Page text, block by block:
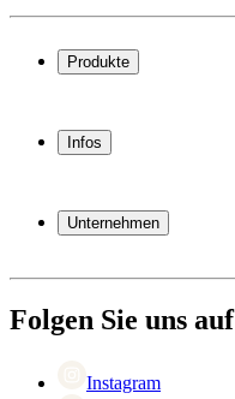
Produkte
Weinregal
Weinmöbel
Infos
Garantie
Bezahlung
Rückgabe
Unternehmen
Karriere
Black Friday
Cyber Monday
Folgen Sie uns auf
Instagram